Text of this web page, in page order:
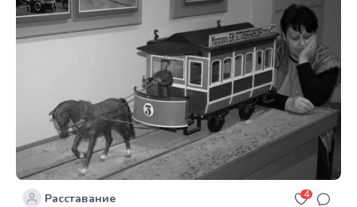
Расставание 4